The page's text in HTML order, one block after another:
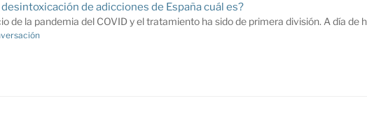
de adicciones de España cuál es?
de la pandemia del COVID y el tratamiento ha sido de primera división. A día de